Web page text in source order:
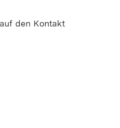
den Kontakt